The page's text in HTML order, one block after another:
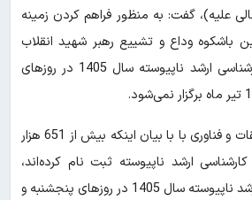
علیه)، گفت: به منظور فراهم کردن زمینه
باشکوه وداع و تشییع رهبر شهید انقلاب
اسلامی ایران، آزمون کارشناسی ارشد ناپیوسته سال 1405 در روزهای
معاون وزیر علوم، تحقیقات و فناوری با با بیان اینکه بیش از 651 هزار
ارشد ناپیوسته ثبت نام کرده‌اند،
گفت: آزمون کارشناسی ارشد ناپیوسته سال 1405 در روزهای پنجشنبه و